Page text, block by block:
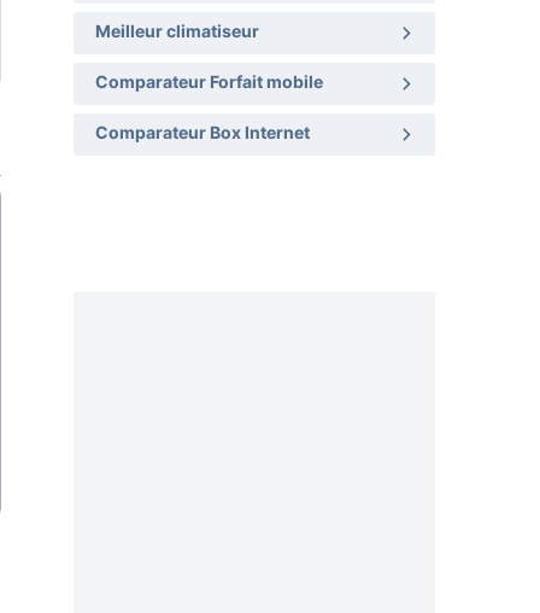
Meilleur climatiseur
Comparateur Forfait mobile
Comparateur Box Internet